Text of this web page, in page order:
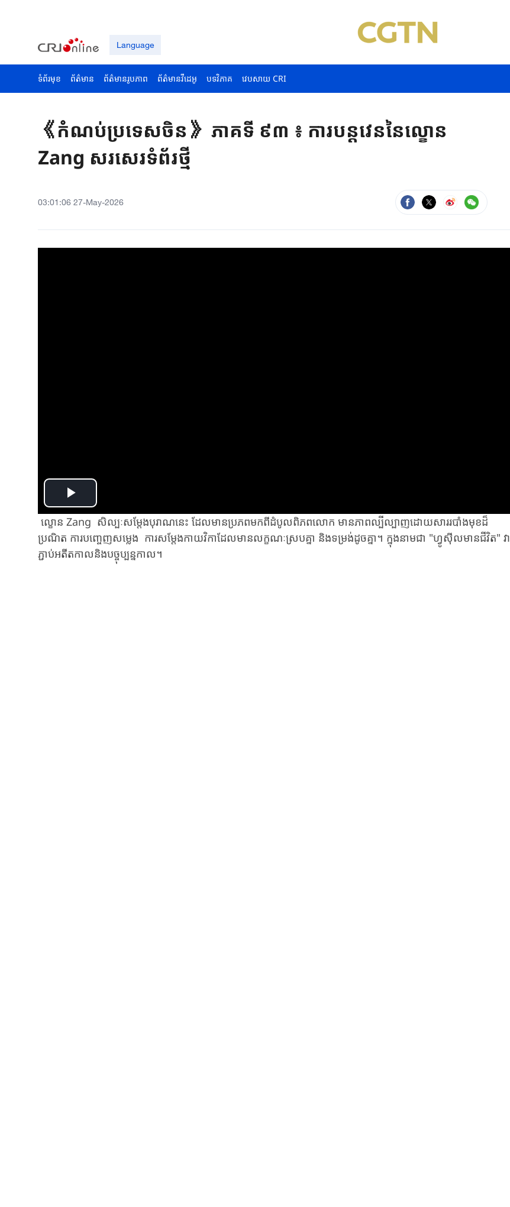
Language
ទំព័រមុខ ព័ត៌មាន ព័ត៌មានរូបភាព ព័ត៌មានវីដេអូ បទវិភាគ វេបសាយ CRI
《កំំណប់ប្រទេស​ចិន》 ភាគទី ៩៣ ៖ ការបន្តវេននៃល្ខោន
Zang សរសេរទំព័រថ្មី
03:01:06 27-May-2026
Play
Video
ល្ខោន Zang ​សិល្បៈសម្តែងបុរាណនេះ ដែលមានប្រភពមកពីដំបូលពិភពលោក មានភាពល្បីល្បាញដោយសាររបាំងមុខដ៏
ប្រណិត ការបញ្ចេញសម្លេង ការសម្តែងកាយវិកាដែលមានលក្ខណៈស្របគ្នា និងទម្រង់ដូចគ្នា។ ក្នុងនាមជា "ហ្វូស៊ីលមានជីវិត" វា
ភ្ជាប់អតីតកាល​និងបច្ចុប្បន្នកាល។